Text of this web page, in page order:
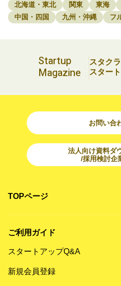
北海道・東北 関東 東海
中国・四国
九州・沖縄 フ
Startup
Magazine
スタク
スター
お問い合
法人向け資料ダ
/採用検討企
TOPページ
ご利用ガイド
スタートアップQ&A
新規会員登録